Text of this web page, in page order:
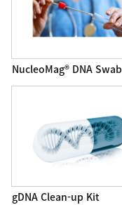
NucleoMag® DNA Swab
gDNA Clean-up Kit